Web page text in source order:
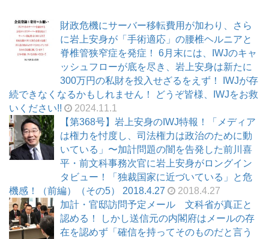
財政危機にサーバー移転費用が加わり、さら
に岩上安身が「手術適応」の腰椎ヘルニアと
脊椎管狭窄症を発症！ 6月末には、IWJのキャ
ッシュフローが底を尽き、岩上安身は新たに
300万円の私財を投入せざるをえず！ IWJが存
続できなくなるかもしれません！ どうぞ皆様、IWJをお救
いください!!
2024.11.1
【第368号】岩上安身のIWJ特報！「メディア
は権力を忖度し、司法権力は政治のために動
いている」〜加計問題の闇を告発した前川喜
平・前文科事務次官に岩上安身がロングイン
タビュー！「独裁国家に近づいている」と危
機感！（前編）（その5） 2018.4.27
2018.4.27
加計・官邸訪問予定メール 文科省が真正と
認める！ しかし送信元の内閣府はメールの存
在を認めず「確信を持ってそのものだと言う